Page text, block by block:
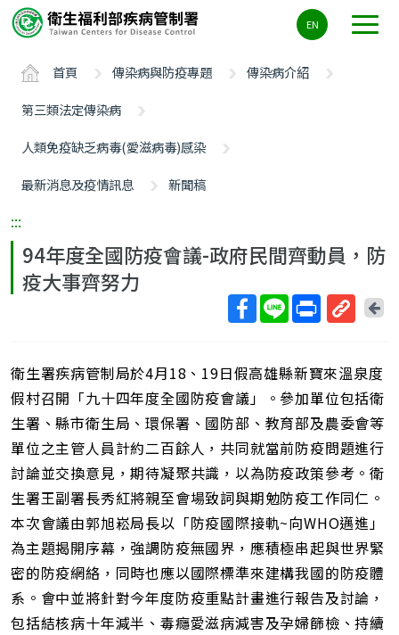
要
ALT+C
EN
首頁 傳染病與防疫專題
傳染病介紹
第三類法定傳染病
人類免疫缺乏病毒(愛滋病毒)感染
最新消息及疫情訊息
新聞稿
:::
94年度全國防疫會議-政府民間齊動員，防
疫大事齊努力
短
網
址
回
衛生署疾病管制局於4月18、19日假高雄縣新寶來溫泉度
假村召開「九十四年度全國防疫會議」。參加單位包括衛
生署、縣市衛生局、環保署、國防部、教育部及農委會等
單位之主管人員計約二百餘人，共同就當前防疫問題進行
討論並交換意見，期待凝聚共識，以為防疫政策參考。衛
生署王副署長秀紅將親至會場致詞與期勉防疫工作同仁。
本次會議由郭旭崧局長以「防疫國際接軌~向WHO邁進」
為主題揭開序幕，強調防疫無國界，應積極串起與世界緊
密的防疫網絡，同時也應以國際標準來建構我國的防疫體
系。會中並將針對今年度防疫重點計畫進行報告及討論，
包括結核病十年減半、毒癮愛滋病減害及孕婦篩檢、持續